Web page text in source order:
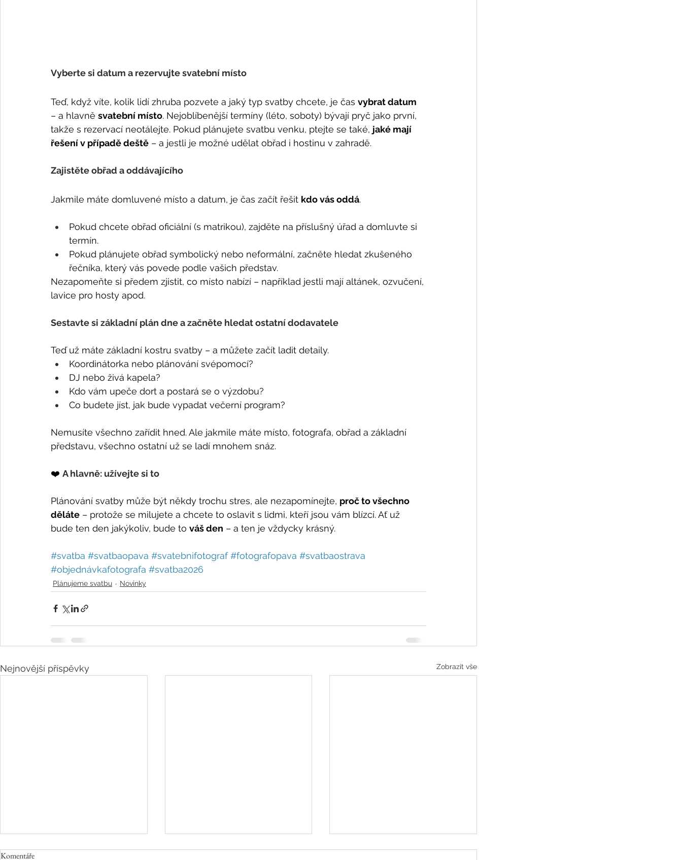
Vyberte si datum a rezervujte svatební místo
Teď, když víte, kolik lidí zhruba pozvete a jaký typ svatby chcete, je čas vybrat datum
– a hlavně svatební místo. Nejoblíbenější termíny (léto, soboty) bývají pryč jako první,
takže s rezervací neotálejte. Pokud plánujete svatbu venku, ptejte se také, jaké mají
řešení v případě deště – a jestli je možné udělat obřad i hostinu v zahradě.
Zajistěte obřad a oddávajícího
Jakmile máte domluvené místo a datum, je čas začít řešit kdo vás oddá.
Pokud chcete obřad oficiální (s matrikou), zajděte na příslušný úřad a domluvte si
termín.
Pokud plánujete obřad symbolický nebo neformální, začněte hledat zkušeného
řečníka, který vás povede podle vašich představ.
Nezapomeňte si předem zjistit, co místo nabízí – například jestli mají altánek, ozvučení,
lavice pro hosty apod.
Sestavte si základní plán dne a začněte hledat ostatní dodavatele
Teď už máte základní kostru svatby – a můžete začít ladit detaily.
Koordinátorka nebo plánování svépomocí?
DJ nebo živá kapela?
Kdo vám upeče dort a postará se o výzdobu?
Co budete jíst, jak bude vypadat večerní program?
Nemusíte všechno zařídit hned. Ale jakmile máte místo, fotografa, obřad a základní
představu, všechno ostatní už se ladí mnohem snáz.
❤️ A hlavně: užívejte si to
Plánování svatby může být někdy trochu stres, ale nezapomínejte, proč to všechno
děláte – protože se milujete a chcete to oslavit s lidmi, kteří jsou vám blízcí. Ať už
bude ten den jakýkoliv, bude to váš den – a ten je vždycky krásný.
#svatba #svatbaopava #svatebnifotograf #fotografopava #svatbaostrava
#objednávkafotografa #svatba2026
Plánujeme svatbu Novinky
Nejnovější příspěvky Zobrazit vše
Komentáře